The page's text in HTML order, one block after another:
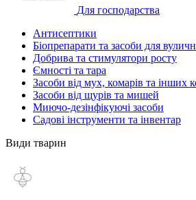
Для господарства
Антисептики
Біопрепарати та засоби для
Добрива та стимулятори росту
Ємності та тара
Засоби від мух, комарів та інших
Засоби від щурів та мишей
Миючо-дезінфікуючі засоби
Садові інструменти та інвентар
Види тварин